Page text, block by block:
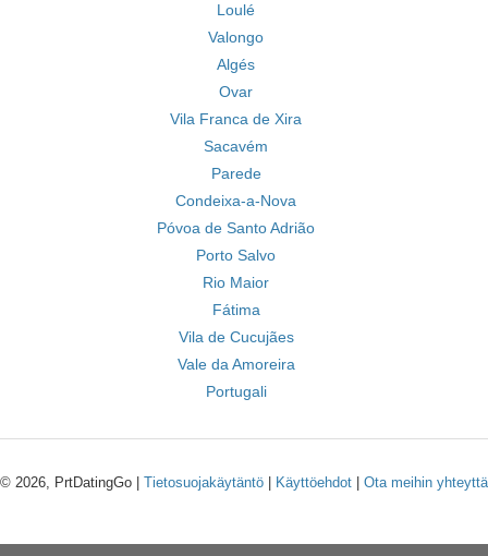
Loulé
Valongo
Algés
Ovar
Vila Franca de Xira
Sacavém
Parede
Condeixa-a-Nova
Póvoa de Santo Adrião
Porto Salvo
Rio Maior
Fátima
Vila de Cucujães
Vale da Amoreira
Portugali
© 2026, PrtDatingGo | Tietosuojakäytäntö Käyttöehdot Ota meihin yhteyttä